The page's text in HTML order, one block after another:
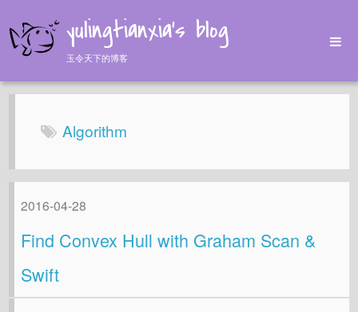
yulingtianxia's blog
玉令天下的博客
Home
Tags
About
Algorithm
2016-04-28
Find Convex Hull with Graham Scan &
Swift